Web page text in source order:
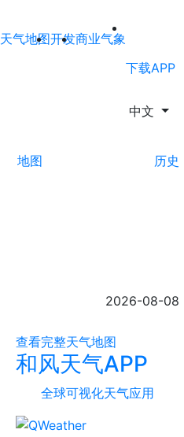
天气地图开发商业气象
下载APP
中文
地图
历史
2026-08-08
查看完整天气地图
和风天气APP
全球可视化天气应用